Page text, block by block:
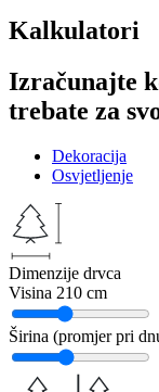
Kalkulatori
Izračunajte
trebate za
Dekoracija
Osvjetljenje
Dimenzije drvca
Visina 210 cm
Širina (promjer pri